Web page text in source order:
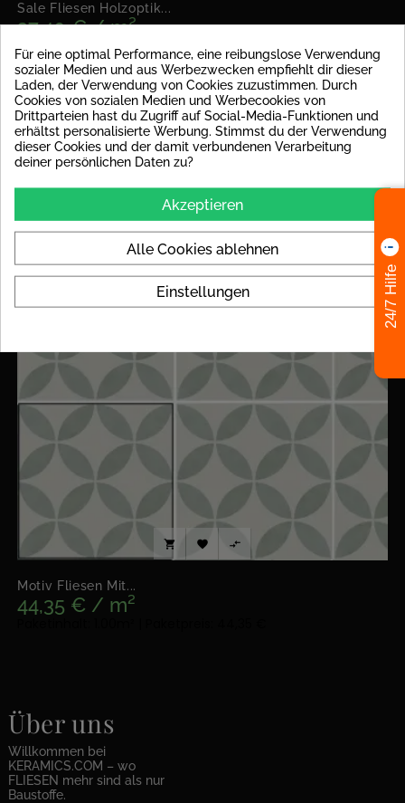
Sale Fliesen Holzoptik...
37,40 € / m²
Paketinhalt: 1.50m² | Paketpreis: 56,10 €
  
Motiv Fliesen Mit...
44,35 € / m²
Über uns
Willkommen bei
KERAMICS.COM – wo
FLIESEN mehr sind als nur
Baustoffe.
Für eine optimal Performance, eine reibungslose Verwendung
sozialer Medien und aus Werbezwecken empfiehlt dir dieser
Laden, der Verwendung von Cookies zuzustimmen. Durch
Cookies von sozialen Medien und Werbecookies von
Drittparteien hast du Zugriff auf Social-Media-Funktionen und
erhältst personalisierte Werbung. Stimmst du der Verwendung
dieser Cookies und der damit verbundenen Verarbeitung
deiner persönlichen Daten zu?
Akzeptieren
Alle Cookies ablehnen
Einstellungen 24/7 Hilfe